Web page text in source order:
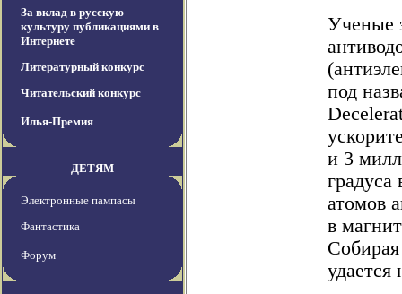
За вклад в русскую
культуру публикациями в
Интернете
Литературный конкурс
Читательский конкурс
Илья-Премия
ДЕТЯМ
Электронные пампасы
Фантастика
Форум
Ученые
под
и 3
атомов
в
удается